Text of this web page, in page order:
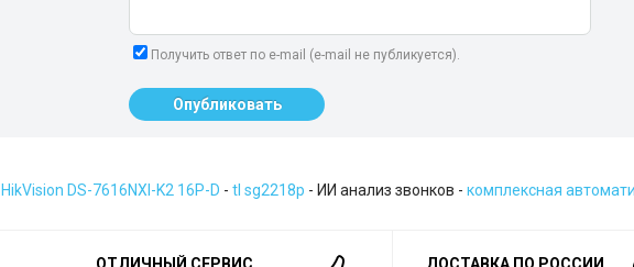
Получить ответ по e-mail (e-mail не публикуется).
Опубликовать
HikVision DS-7616NXI-K2 16P-D - tl sg2218p - ИИ анализ звонков - комплексная